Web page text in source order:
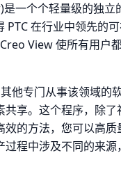
一个个轻量级的独立
PTC 在行业中领先的
View 使所有用户
他专门从事该领域
享。这个程序，除
的方法，您可以高
程中涉及不同的来源，